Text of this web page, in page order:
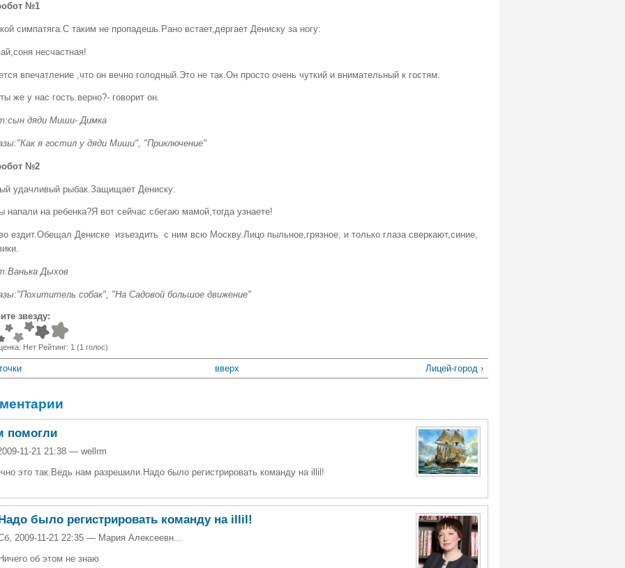
№1
симпатяга.С таким не пропадешь.Рано встает,дергает Дениску за ногу:
несчастная!
впечатление ,что он вечно голодный.Это не так.Он просто очень чуткий и внимательный к гостям.
же у нас гость.верно?- говорит он.
дяди Миши- Димка
я гостил у дяди Миши", "Приключение"
№2
удачливый рыбак.Защищает Дениску:
напали на ребенка?Я вот сейчас сбегаю мамой,тогда узнаете!
ездит.Обещал Дениске изъездить с ним всю Москву.Лицо пыльное,грязное, и только глаза сверкают,синие,
Дыхов
собак", "На Садовой большое движение"
звезду:
Нет Рейтинг: 1 (1 голос)
вверх Лицей-город ›
помогли
11-21 21:38 — wellrm
это так.Ведь нам разрешили.Надо было регистрировать команду на illil!
было регистрировать команду на illil!
2009-11-21 22:35 — Мария Алексеевн...
Ничего об этом не знаю